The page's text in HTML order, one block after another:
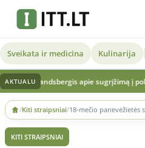
Sveikata ir medicina Kulinarija
AKTUALU
apie sugrįžimą į politiką: aiškus
Skip
to
content
/Kiti straipsniai/
KITI STRAIPSNIAI